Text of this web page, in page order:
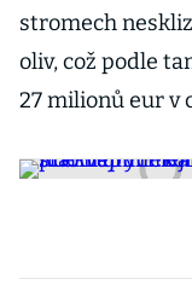
stromech
oliv, což podle
27 milionů eur v